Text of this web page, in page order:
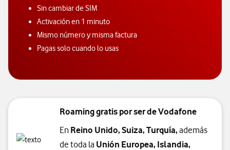
Sin cambiar de SIM
Activación en 1 minuto
Mismo número y misma factura
Pagas solo cuando lo usas
Roaming gratis por ser de Vodafone
En Reino Unido, Suiza, Turquía, además
de toda la Unión Europea, Islandia,